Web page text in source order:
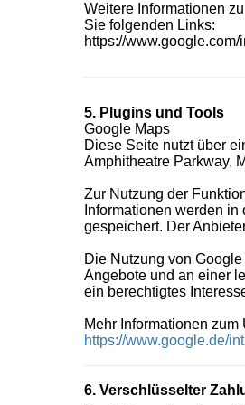
Weitere Informationen
Sie folgenden Links:
https://
5. Plugins und Tools
Google Maps
Diese Seite nutzt über
Amphitheatre Parkway,
Zur Nutzung der
Informationen werden
gespeichert. Der
Die Nutzung von
Angebote und an einer
ein berechtigtes
Mehr Informationen
https://www.google.de/
6. Verschlüsselter